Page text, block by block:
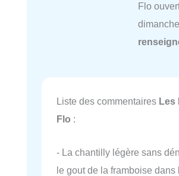
Flo
Liste des commentaires Les
Flo :
- La chantilly légère sans
le gout de la framboise dans